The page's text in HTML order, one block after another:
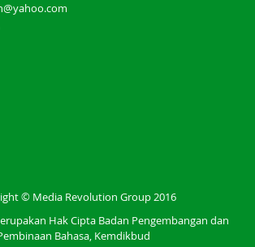
© Media Revolution Group 2016
Hak Cipta Badan Pengembangan dan
Bahasa, Kemdikbud